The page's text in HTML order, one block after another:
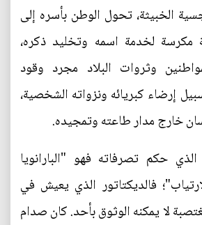
الخبيثة، تحول الوطن بأسره إلى
لخدمة اسمه وتخليد ذكره،
وثروات البلاد مجرد وقود
إرضاء كبريائه ونزواته الشخصية،
خارج مدار طاعته وتمجيده.
الذي حكم تصرفاته فهو "البارانويا
فالديكتاتور الذي يعيش في
لا يمكنه الوثوق بأحد. كان صدام